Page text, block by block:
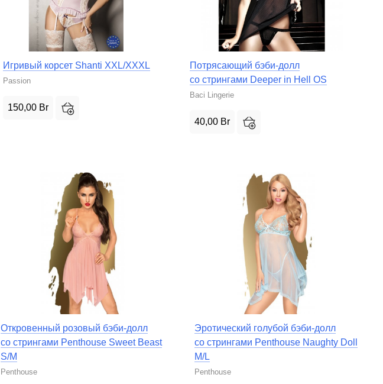
Игривый корсет Shanti XXL/XXXL
Passion
150,00 Br
Потрясающий бэби-долл
со стрингами Deeper in Hell OS
Baci Lingerie
40,00 Br
Откровенный розовый бэби-долл
со стрингами Penthouse Sweet Beast
S/M
Penthouse
Эротический голубой бэби-долл
со стрингами Penthouse Naughty Doll
M/L
Penthouse